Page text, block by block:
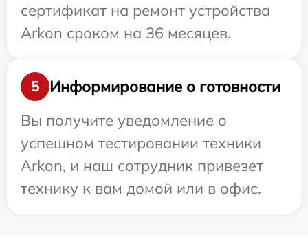
сертификат на ремонт устройства
Arkon сроком на 36 месяцев.
5
Информирование о готовности
Вы получите уведомление о
успешном тестировании техники
Arkon, и наш сотрудник привезет
технику к вам домой или в офис.